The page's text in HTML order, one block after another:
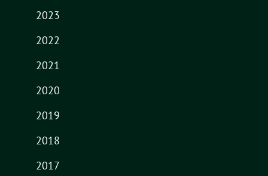
2023
2022
2021
2020
2019
2018
2017